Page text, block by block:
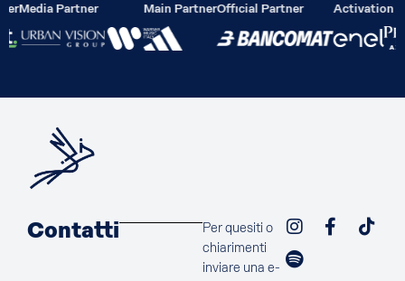
Media Partner Main PartnerOfficial Partner Activation
Contatti
Per quesiti o
chiarimenti
inviare una e-